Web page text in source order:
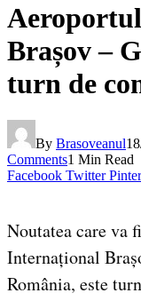
Brașov –
turn de
By Brasoveanul
Comments1 Min Read
Facebook Twitter
Noutatea care va
Internațional
România, este